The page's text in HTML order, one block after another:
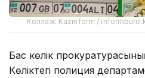
Коллаж: Kazinform /
Бас көлік
Көліктегі полиция